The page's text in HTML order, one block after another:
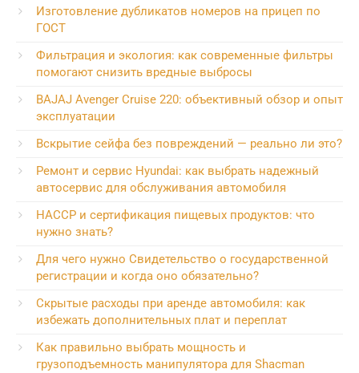
Изготовление дубликатов номеров на прицеп по
ГОСТ
Фильтрация и экология: как современные фильтры
помогают снизить вредные выбросы
BAJAJ Avenger Cruise 220: объективный обзор и опыт
эксплуатации
Вскрытие сейфа без повреждений — реально ли это?
Ремонт и сервис Hyundai: как выбрать надежный
автосервис для обслуживания автомобиля
HACCP и сертификация пищевых продуктов: что
нужно знать?
Для чего нужно Свидетельство о государственной
регистрации и когда оно обязательно?
Скрытые расходы при аренде автомобиля: как
избежать дополнительных плат и переплат
Как правильно выбрать мощность и
грузоподъемность манипулятора для Shacman